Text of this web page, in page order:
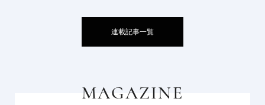
連載記事一覧
MAGAZINE